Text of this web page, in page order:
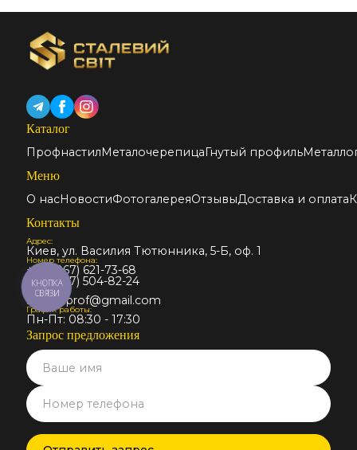
Каталог
ПрофнастилМеталочерепицаГнутый профиль
Меню
О насНовостиФотогалереяОтзывыДоставка и оплата
Контакты
Адрес:
Киев, ул. Василия Тютюнника, 5-Б, оф. 1
Номер телефона:
+38 (067) 621-73-68
+38 (067) 504-82-24
Email:
stalmir.prof@gmail.com
График работы:
Пн-Пт: 08:30 - 17:30
Запрос предложения
КНОПКА
СВЯЗИ